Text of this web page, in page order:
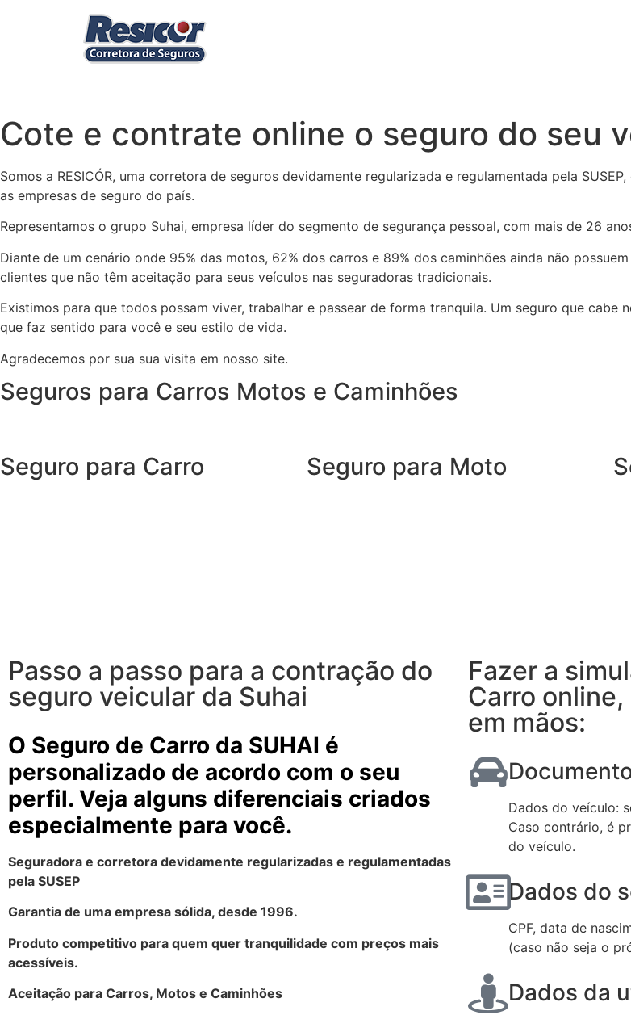
Cote e contrate online o seguro do seu
Somos a RESICÓR, uma corretora de seguros devidamente regularizada e regulamentada pela
as empresas de seguro do país.
Representamos o grupo Suhai, empresa líder do segmento de segurança pessoal, com mais de 26
Diante de um cenário onde 95% das motos, 62% dos carros e 89% dos caminhões ainda não
clientes que não têm aceitação para seus veículos nas seguradoras tradicionais.
Existimos para que todos possam viver, trabalhar e passear de forma tranquila. Um seguro que cabe
que faz sentido para você e seu estilo de vida.
Agradecemos por sua sua visita em nosso site.
Seguros para Carros Motos e Caminhões
Seguro para Carro Seguro para Moto
Passo a passo para a contração do
seguro veicular da Suhai
O Seguro de Carro da SUHAI é
personalizado de acordo com o seu
perfil. Veja alguns diferenciais criados
especialmente para você.
Seguradora e corretora devidamente regularizadas e regulamentadas
pela SUSEP
Garantia de uma empresa sólida, desde 1996.
Produto competitivo para quem quer tranquilidade com preços mais
acessíveis.
Aceitação para Carros, Motos e Caminhões
Fazer a
Carro
em mãos:
Dados do veículo:
Caso contrário, é
do veículo.
Dados do
CPF, data de
(caso não seja o
Dados da